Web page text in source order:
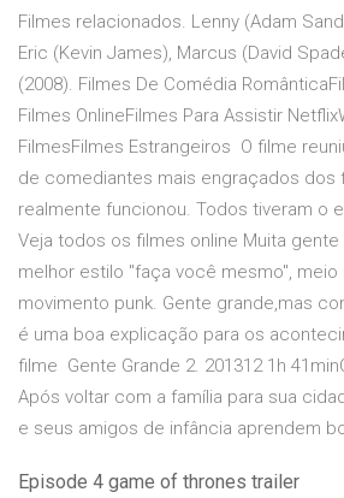
Filmes relacionados. Lenny (Adam
Eric (Kevin James), Marcus (David
(2008). Filmes De Comédia
Filmes OnlineFilmes Para Assistir
FilmesFilmes Estrangeiros O filme
de comediantes mais engraçados dos
realmente funcionou. Todos tiveram o
Veja todos os filmes online Muita
melhor estilo "faça você mesmo", meio
movimento punk. Gente grande,mas
é uma boa explicação para os
filme Gente Grande 2. 201312 1h
Após voltar com a família para sua
e seus amigos de infância aprendem
Episode 4 game of thrones trailer